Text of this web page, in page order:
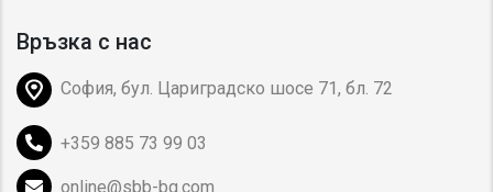
Връзка с нас
София, бул. Цариградско шосе 71, бл. 72
+359 885 73 99 03
online@sbb-bg.com